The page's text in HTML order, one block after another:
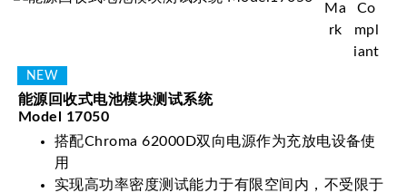
能源回收式电池模块测试系统
Model 17050
搭配Chroma 62000D双向电源作为充放电设备使
用
实现高功率密度测试能力于有限空间内，不受限于